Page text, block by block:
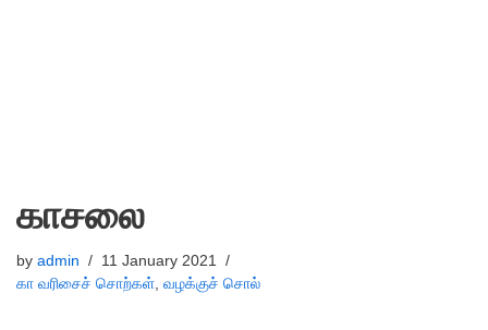
காசலை
by admin
11 January 2021
கா வரிசைச் சொற்கள், வழக்குச் சொல்